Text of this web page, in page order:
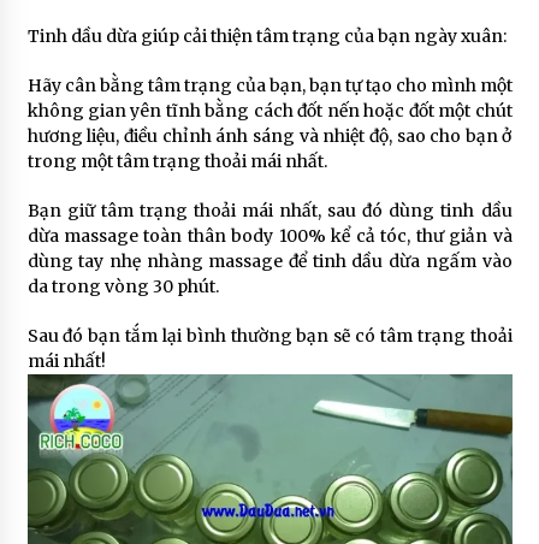
Tinh dầu dừa giúp cải thiện tâm trạng của bạn ngày xuân:
Hãy cân bằng tâm trạng của bạn, bạn tự tạo cho mình một
không gian yên tĩnh bằng cách đốt nến hoặc đốt một chút
hương liệu, điều chỉnh ánh sáng và nhiệt độ, sao cho bạn ở
trong một tâm trạng thoải mái nhất.
Bạn giữ tâm trạng thoải mái nhất, sau đó dùng tinh dầu
dừa massage toàn thân body 100% kể cả tóc, thư giản và
dùng tay nhẹ nhàng massage để tinh dầu dừa ngấm vào
da trong vòng 30 phút.
Sau đó bạn tắm lại bình thường bạn sẽ có tâm trạng thoải
mái nhất!